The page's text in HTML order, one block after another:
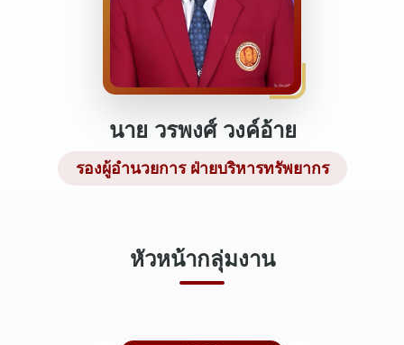
นาย วรพงศ์ วงค์อ้าย
รองผู้อำนวยการ ฝ่ายบริหารทรัพยากร
หัวหน้ากลุ่มงาน